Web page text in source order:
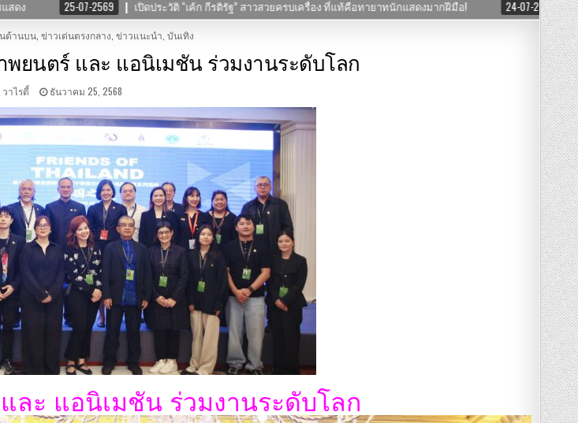
าทนักแสดงมากฝีมือ! 24-07-2569 ADOT° เปิดพื้นที่จัดแสดงงานแบบ PHYGITAL ถาวรแห่งแรก ณ CLOUD 11 24-07-2569
ด้านบน, ข่าวเด่นตรงกลาง ข่าวแนะนำ บันเทิง
พยนตร์ และ แอนิเมชัน ร่วมงานระดับโลก
วาไรตี้ ธันวาคม 25, 2568
ละ แอนิเมชัน ร่วมงานระดับโลก